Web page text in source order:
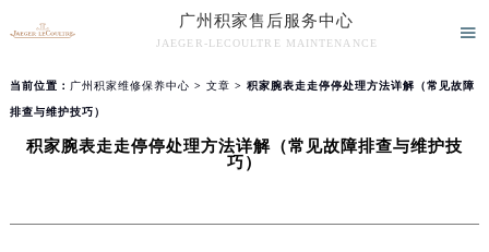
广州积家售后服务中心
JAEGER-LECOULTRE MAINTENANCE

当前位置： 广州积家维修保养中心 > 文章 > 积家腕表走走停停处理方法详解（常见故障
排查与维护技巧）
积家腕表走走停停处理方法详解（常见故障排查与维护技
巧）